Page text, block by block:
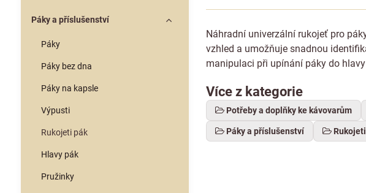
Náhradní univerzální rukojeť pro
vzhled a umožňuje snadnou
manipulaci při upínání páky do
Více z kategorie
Potřeby a doplňky ke kávovarům
Páky a příslušenství
Páky a příslušenství
Páky
Páky bez dna
Páky na kapsle
Výpusti
Rukojeti pák
Hlavy pák
Pružinky